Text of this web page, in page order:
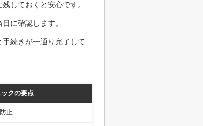
しておくと安心です。
に確認します。
続きが一通り完了して
ックの要点
止